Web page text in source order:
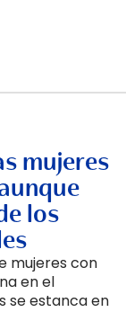
mujeres
los
mujeres con
en el
se estanca en